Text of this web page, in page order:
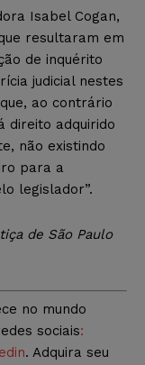
Isabel Cogan,
resultaram em
de inquérito
judicial nestes
ao contrário
direito adquirido
não existindo
para a
legislador”.
de São Paulo
no mundo
sociais:
. Adquira seu